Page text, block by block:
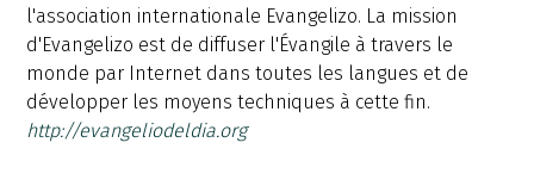
l'association internationale Evangelizo. La mission
d'Evangelizo est de diffuser l'Évangile à travers le
monde par Internet dans toutes les langues et de
développer les moyens techniques à cette fin.
http://evangeliodeldia.org